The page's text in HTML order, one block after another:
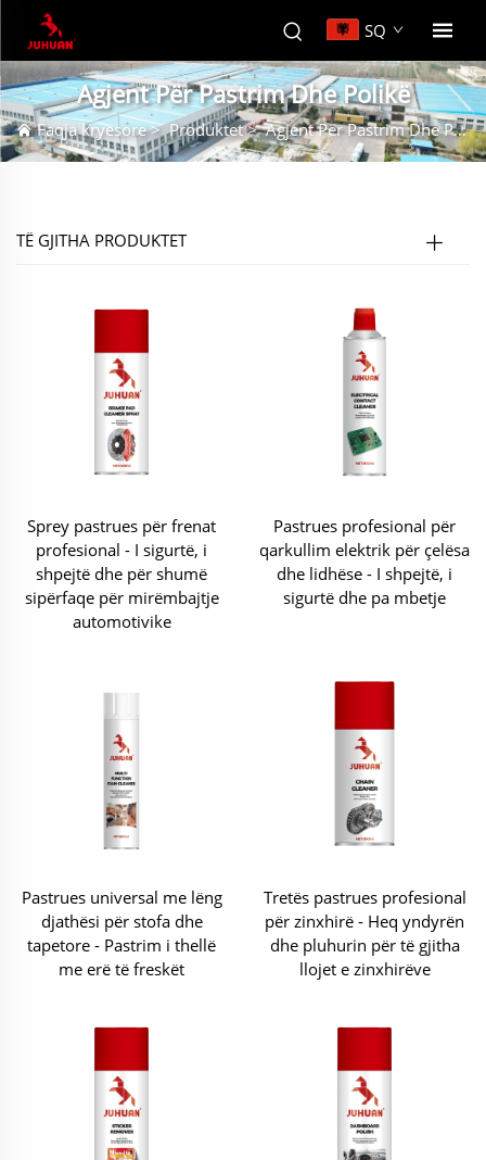
SQ
Agjent Për Pastrim Dhe Polikë
Faqja kryesore>Produktet>Agjent Për Pastrim Dhe Polikë
TË GJITHA PRODUKTET
Sprey pastrues për frenat
profesional - I sigurtë, i
shpejtë dhe për shumë
sipërfaqe për mirëmbajtje
automotivike
Pastrues profesional për
qarkullim elektrik për çelësa
dhe lidhëse - I shpejtë, i
sigurtë dhe pa mbetje
Pastrues universal me lëng
djathësi për stofa dhe
tapetore - Pastrim i thellë
me erë të freskët
Tretës pastrues profesional
për zinxhirë - Heq yndyrën
dhe pluhurin për të gjitha
llojet e zinxhirëve